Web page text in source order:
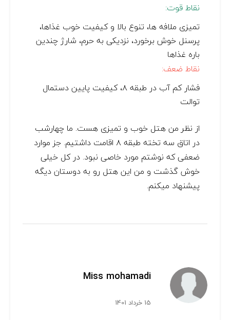
نقاط قوت:
تمیزی ملافه ها، تنوع بالا و کیفیت خوب غذاها،
پرسنل خوش برخورد، نزدیکی به حرم، شارژ چندین
باره غذاها
نقاط ضعف:
فشار کم آب در طبقه ۸، کیفیت پایین دستمال
توالت
از نظر من هتل خوب و تمیزی هست. ما چهارشب
در اتاق سه تخته طبقه ۸ اقامت داشتیم. جز موارد
ضعفی که نوشتم مورد خاصی نبود. در کل خیلی
خوش گذشت و من این هتل رو به دوستان دیگه
پیشنهاد میکنم.
Miss mohamadi
15 خرداد 1401